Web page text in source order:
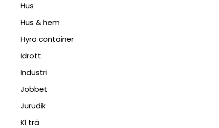
Hus
Hus & hem
Hyra container
Idrott
Industri
Jobbet
Jurudik
Kl trä